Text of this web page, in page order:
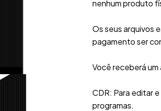
nenhum produto
Os seus arquivos
pagamento ser
Você receberá
CDR: Para editar
programas.